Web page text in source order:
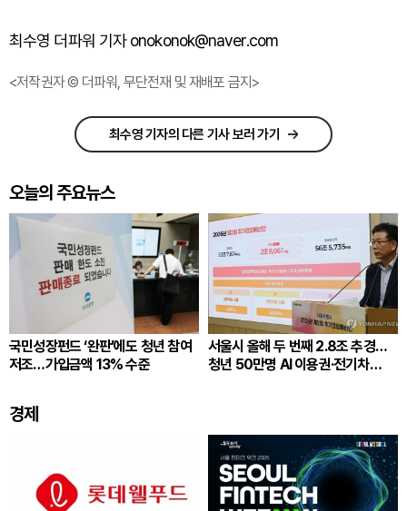
최수영 더파워 기자 onokonok@naver.com
<저작권자 © 더파워, 무단전재 및 재배포 금지>
최수영 기자의 다른 기사 보러 가기
오늘의 주요뉴스
국민성장펀드 ‘완판’에도 청년 참여
저조…가입금액 13% 수준
서울시 올해 두 번째 2.8조 추경…
청년 50만명 AI 이용권·전기차
경제